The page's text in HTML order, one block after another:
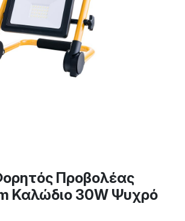
Προβολέας
Καλώδιο 30W Ψυχρό